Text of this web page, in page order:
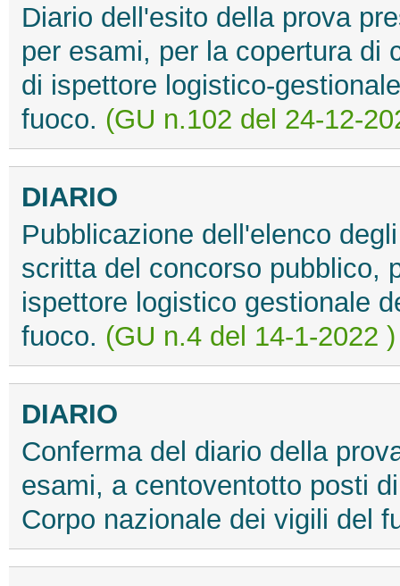
Diario dell'esito della prova
per esami, per la copertura di
di ispettore logistico-
fuoco. (GU n.102 del 24-12-
DIARIO
Pubblicazione dell'elenco
scritta del concorso pubblico,
ispettore logistico gestionale
fuoco. (GU n.4 del 14-1-2022 )
DIARIO
Conferma del diario della
esami, a centoventotto posti
Corpo nazionale dei vigili del